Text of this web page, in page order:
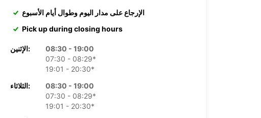
الإرجاع على مدار اليوم وطوال أيام الأسبوع
Pick up during closing hours
الإثنين:
08:30 - 19:00
07:30 - 08:29*
19:01 - 20:30*
الثلاثاء:
08:30 - 19:00
07:30 - 08:29*
19:01 - 20:30*